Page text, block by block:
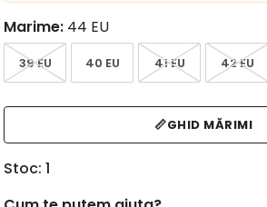
Stoc 1
Marime: 44 EU
39 EU 40 EU 41 EU 42 EU
📏GHID MĂRIMI